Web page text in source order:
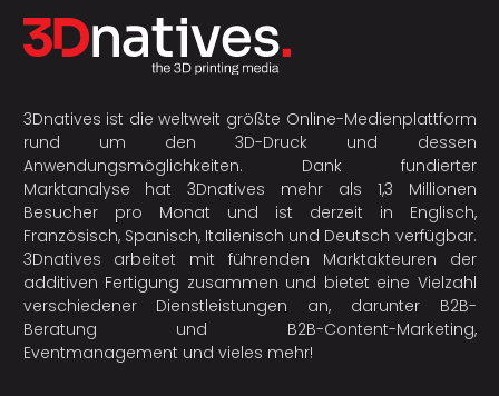
3Dnatives ist die weltweit größte Online-Medienplattform
rund um den 3D-Druck und dessen
Anwendungsmöglichkeiten. Dank fundierter
Marktanalyse hat 3Dnatives mehr als 1,3 Millionen
Besucher pro Monat und ist derzeit in Englisch,
Französisch, Spanisch, Italienisch und Deutsch verfügbar.
3Dnatives arbeitet mit führenden Marktakteuren der
additiven Fertigung zusammen und bietet eine Vielzahl
verschiedener Dienstleistungen an, darunter B2B-
Beratung und B2B-Content-Marketing,
Eventmanagement und vieles mehr!